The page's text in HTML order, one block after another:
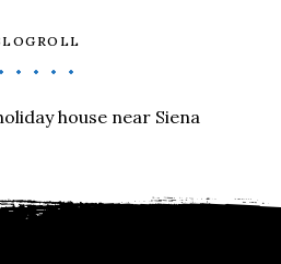
house near Siena